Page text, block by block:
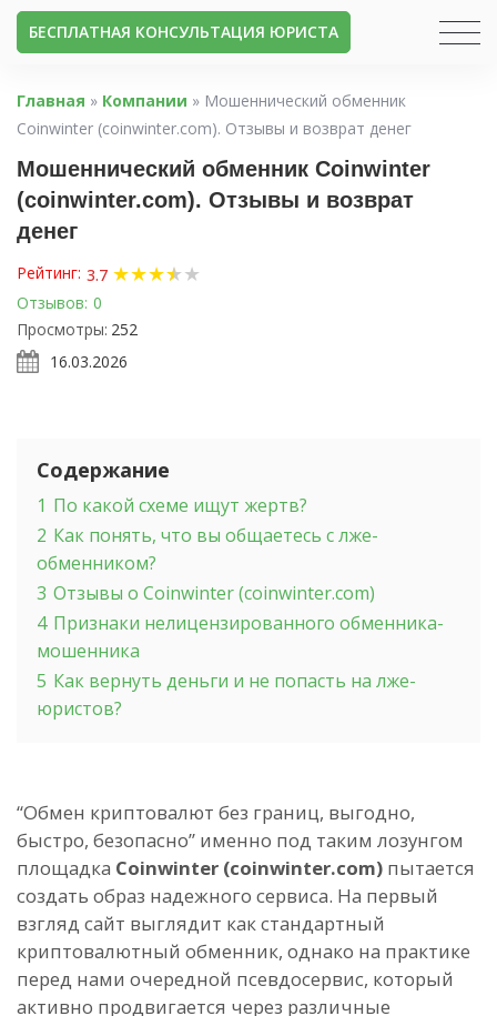
БЕСПЛАТНАЯ КОНСУЛЬТАЦИЯ ЮРИСТА
Главная » Компании » Мошеннический обменник
Coinwinter (coinwinter.com). Отзывы и возврат денег
Мошеннический обменник Coinwinter
(coinwinter.com). Отзывы и возврат
денег
Рейтинг: 3.7 ★★★★
★★
Отзывов: 0
Просмотры: 252
16.03.2026
Содержание
1 По какой схеме ищут жертв?
2 Как понять, что вы общаетесь с лже-
обменником?
3 Отзывы о Coinwinter (coinwinter.com)
4 Признаки нелицензированного обменника-
мошенника
5 Как вернуть деньги и не попасть на лже-
юристов?
“Обмен криптовалют без границ, выгодно,
быстро, безопасно” именно под таким лозунгом
площадка Coinwinter (coinwinter.com) пытается
создать образ надежного сервиса. На первый
взгляд сайт выглядит как стандартный
криптовалютный обменник, однако на практике
перед нами очередной псевдосервис, который
активно продвигается через различные